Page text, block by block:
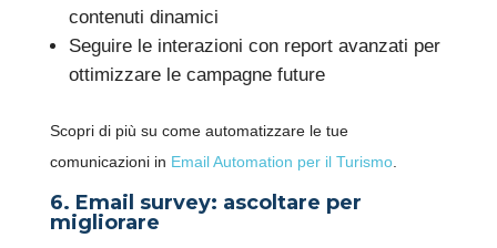
contenuti dinamici
Seguire le interazioni con report avanzati per
ottimizzare le campagne future
Scopri di più su come automatizzare le tue
comunicazioni in Email Automation per il Turismo.
6. Email survey: ascoltare per
migliorare